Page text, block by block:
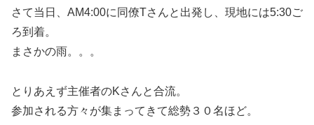
さて当日、AM4:00に同僚Tさんと出発し、現地には5:30ご
ろ到着。
まさかの雨。。。
とりあえず主催者のKさんと合流。
参加される方々が集まってきて総勢３０名ほど。